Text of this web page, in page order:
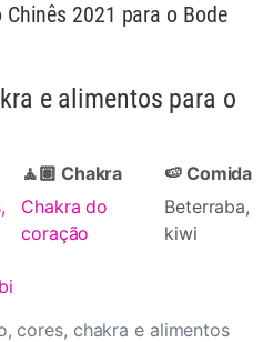
2021 para o Bode
e alimentos para o
cores, chakra e alimentos
🧘🏽 Chakra
🍉 Comida
Chakra do
coração
Beterraba,
kiwi